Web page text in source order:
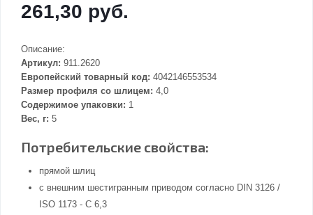
261,30 руб.
Описание:
Артикул: 911.2620
Европейский товарный код: 4042146553534
Размер профиля со шлицем: 4,0
Содержимое упаковки: 1
Вес, г: 5
Потребительские свойства:
прямой шлиц
с внешним шестигранным приводом согласно DIN 3126 /
ISO 1173 - C 6,3